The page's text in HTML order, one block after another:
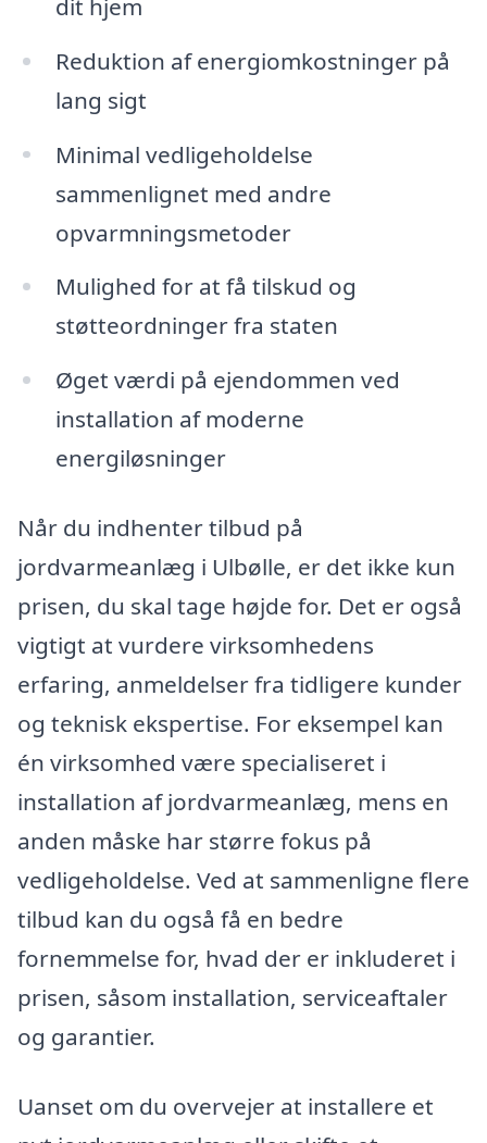
dit hjem
Reduktion af energiomkostninger på
lang sigt
Minimal vedligeholdelse
sammenlignet med andre
opvarmningsmetoder
Mulighed for at få tilskud og
støtteordninger fra staten
Øget værdi på ejendommen ved
installation af moderne
energiløsninger
Når du indhenter tilbud på
jordvarmeanlæg i Ulbølle, er det ikke kun
prisen, du skal tage højde for. Det er også
vigtigt at vurdere virksomhedens
erfaring, anmeldelser fra tidligere kunder
og teknisk ekspertise. For eksempel kan
én virksomhed være specialiseret i
installation af jordvarmeanlæg, mens en
anden måske har større fokus på
vedligeholdelse. Ved at sammenligne flere
tilbud kan du også få en bedre
fornemmelse for, hvad der er inkluderet i
prisen, såsom installation, serviceaftaler
og garantier.
Uanset om du overvejer at installere et